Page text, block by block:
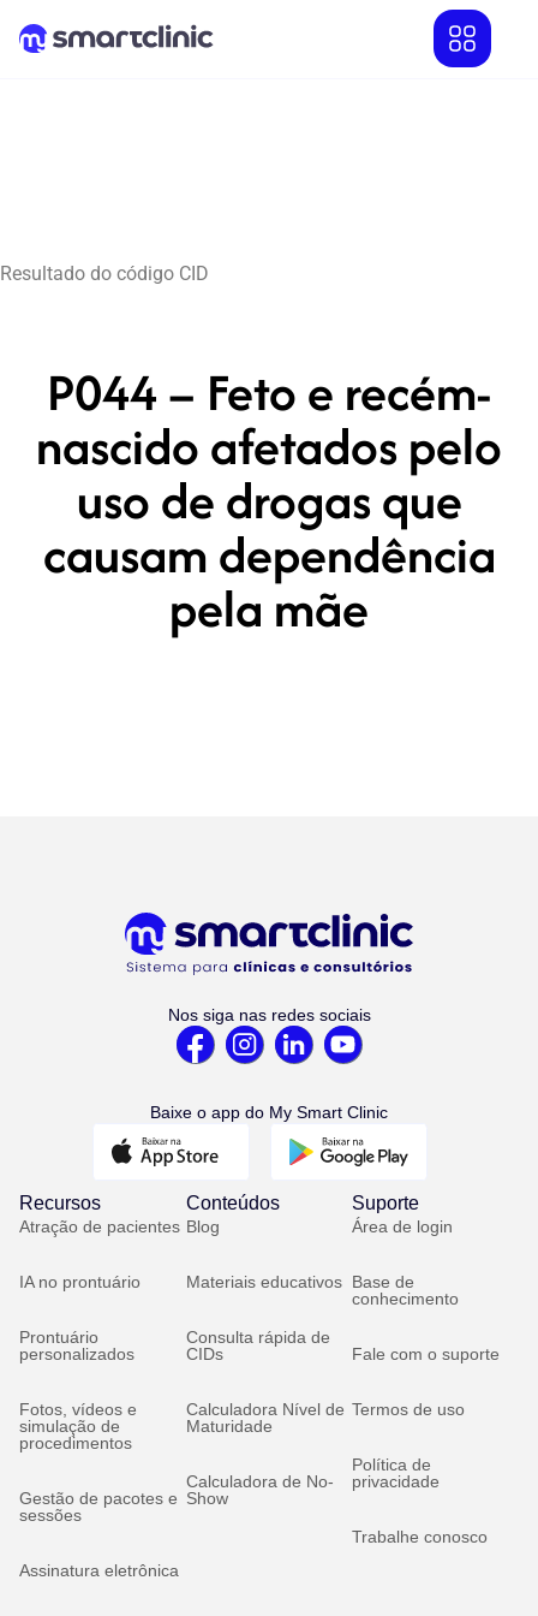
Resultado do código CID
P044 – Feto e recém-
nascido afetados pelo
uso de drogas que
causam dependência
pela mãe
Nos siga nas redes sociais
Baixe o app do My Smart Clinic
Recursos
Atração de pacientes
IA no prontuário
Prontuário
personalizados
Fotos, vídeos e
simulação de
procedimentos
Gestão de pacotes e
sessões
Assinatura eletrônica
Conteúdos
Blog
Materiais educativos
Consulta rápida de
CIDs
Calculadora Nível de
Maturidade
Calculadora de No-
Show
Suporte
Área de login
Base de
conhecimento
Fale com o suporte
Termos de uso
Política de
privacidade
Trabalhe conosco